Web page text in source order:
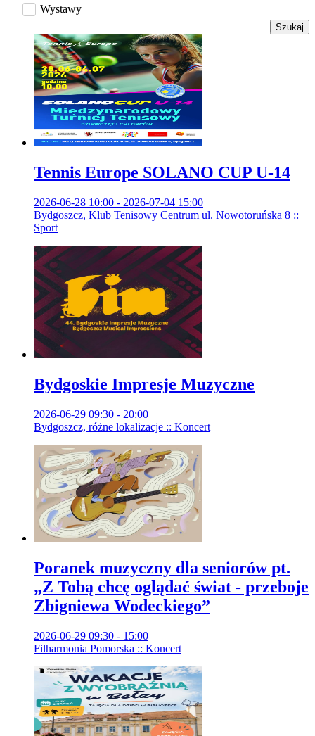
Wystawy
Szukaj
Tennis Europe SOLANO CUP U-14
2026-06-28 10:00 - 2026-07-04 15:00
Bydgoszcz, Klub Tenisowy Centrum ul. Nowotoruńska 8 ::
Sport
Bydgoskie Impresje Muzyczne
2026-06-29 09:30 - 20:00
Bydgoszcz, różne lokalizacje :: Koncert
Poranek muzyczny dla seniorów pt.
„Z Tobą chcę oglądać świat - przeboje
Zbigniewa Wodeckiego”
2026-06-29 09:30 - 15:00
Filharmonia Pomorska :: Koncert